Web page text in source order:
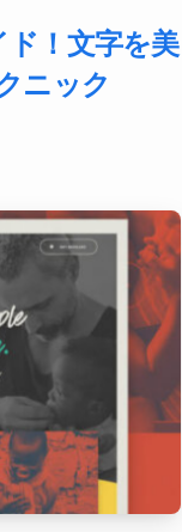
！文字を美
ニック